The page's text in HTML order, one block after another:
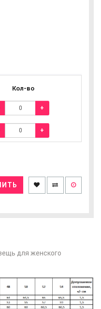
Кол-во
+
+
для женского